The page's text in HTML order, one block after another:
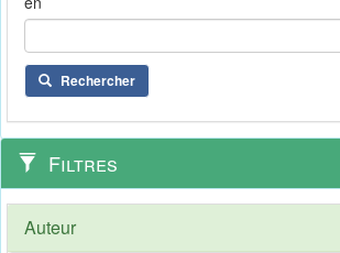
Rechercher
Filtres
Auteur